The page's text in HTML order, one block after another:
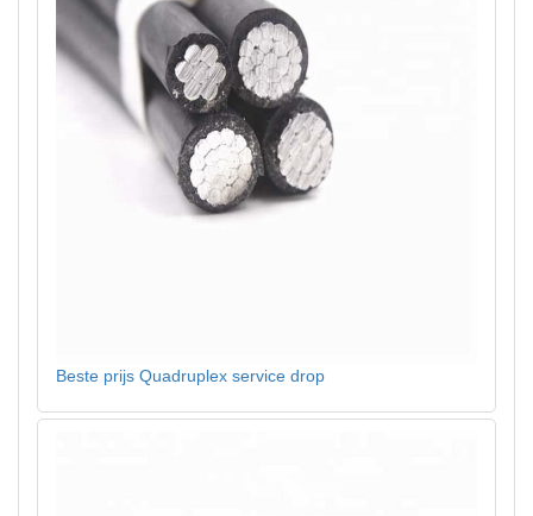
Beste prijs Quadruplex service drop